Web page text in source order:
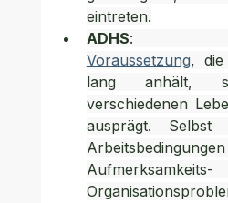
eintreten.
ADHS:
Voraussetzung, die
lang anhält,
verschiedenen
ausprägt.